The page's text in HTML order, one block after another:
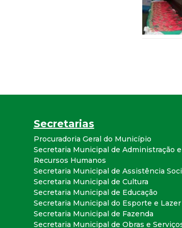
o
n
q
u
Secretarias
Procuradoria Geral do Município
Secretaria Municipal de Administração e
Recursos Humanos
Secretaria Municipal de Assistência
Secretaria Municipal de Cultura
Secretaria Municipal de Educação
Secretaria Municipal do Esporte e Lazer
Secretaria Municipal de Fazenda
Secretaria Municipal de Obras e